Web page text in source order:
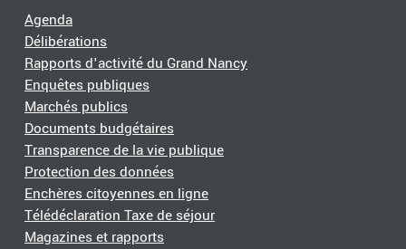
Agenda
Délibérations
Rapports d'activité du Grand Nancy
Enquêtes publiques
Marchés publics
Documents budgétaires
Transparence de la vie publique
Protection des données
Enchères citoyennes en ligne
Télédéclaration Taxe de séjour
Magazines et rapports